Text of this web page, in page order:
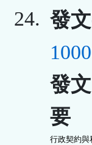
24. 發
發
要
行政契約與